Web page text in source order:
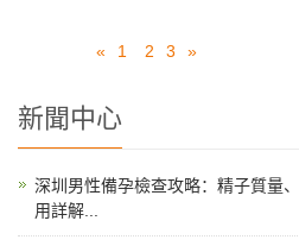
« 1 2 3 »
新聞中心
深圳男性備孕檢查攻略：精子質量
用詳解...